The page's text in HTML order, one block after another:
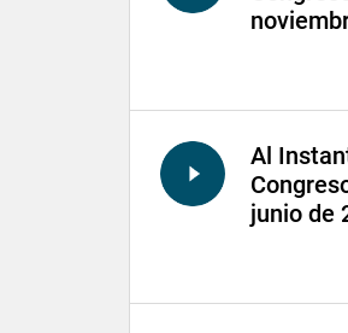
Al
junio de